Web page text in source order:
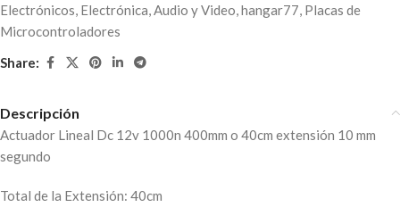
Electrónicos, Electrónica, Audio y Video,hangar77, Placas de
Microcontroladores
Share:
Descripción
Actuador Lineal Dc 12v 1000n 400mm o 40cm extensión 10 mm
segundo
Total de la Extensión: 40cm